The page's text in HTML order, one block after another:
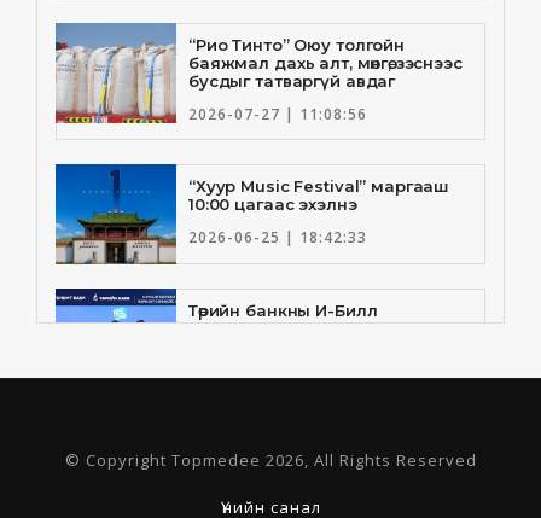
“Рио Тинто” Оюу толгойн
баяжмал дахь алт, мөнгө, зэснээс
бусдыг татваргүй авдаг
2026-07-27 | 11:08:56
“Хуур Music Festival” маргааш
10:00 цагаас эхэлнэ
2026-06-25 | 18:42:33
Төрийн банкны И-Билл
үйлчилгээнд Голомт банк
2026-06-25 | 9:33:55
Төрийн банк, Санхүү Эдийн
Засгийн Их Сургууль хамтын
шинэчлэн байгууллаа
© Copyright Topmedee 2026, All Rights Reserved
Үнийн санал